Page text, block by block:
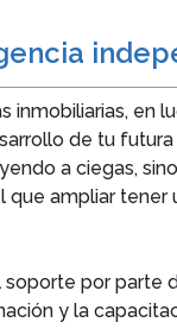
en
de tu
a ciegas,
que ampliar
por
y la